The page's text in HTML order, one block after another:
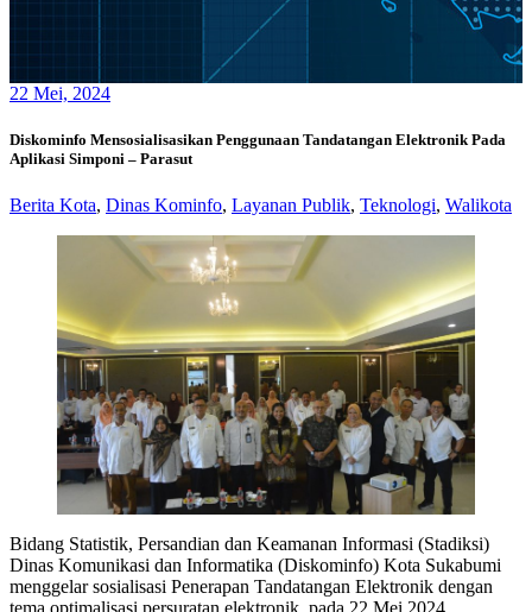
22 Mei, 2024
Diskominfo Mensosialisasikan Penggunaan Tandatangan Elektronik Pada
Aplikasi Simponi – Parasut
Berita Kota, Dinas Kominfo, Layanan Publik, Teknologi, Walikota
Bidang Statistik, Persandian dan Keamanan Informasi (Stadiksi)
Dinas Komunikasi dan Informatika (Diskominfo) Kota Sukabumi
menggelar sosialisasi Penerapan Tandatangan Elektronik dengan